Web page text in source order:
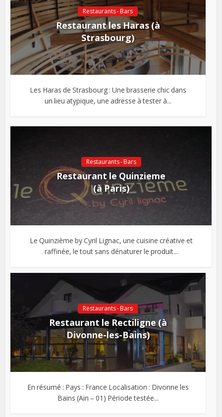
Restaurants - Bars
Restaurant les Haras (à
Strasbourg)
Les Haras de Strasbourg : Une brasserie chic dans
un lieu atypique, une adresse à tester à...
Restaurants - Bars
Restaurant le Quinzieme
(à Paris)
Le Quinzième by Cyril Lignac, une cuisine créative et
raffinée, le tout sans dénaturer le produit...
Restaurants - Bars
Restaurant le Rectiligne (à
Divonne-les-Bains)
En résumé : Pays : France Localisation : Divonne les
Bains (Ain – 01) Période testée...